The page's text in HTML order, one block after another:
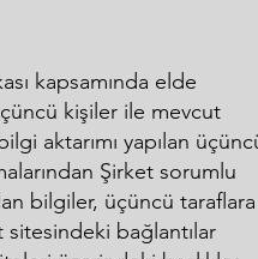
kapsamında elde
kişiler ile mevcut
aktarımı yapılan
Şirket sorumlu
bilgiler, üçüncü taraflara
bağlantılar